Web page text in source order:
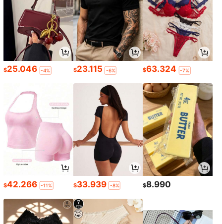
$25.046 -4% $23.115 -6% $63.324 -7%
$42.266 -11% $33.939 -8% $8.990